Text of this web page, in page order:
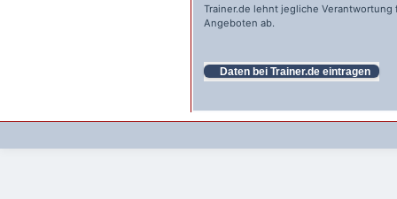
Trainer.de lehnt jegliche
Angeboten ab.
Daten bei Trainer.de eintragen